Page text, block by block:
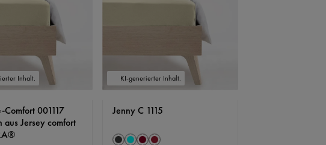
Inhalt.
Comfort 001117
aus Jersey comfort
KI-generierter Inhalt.
Jenny C 1115